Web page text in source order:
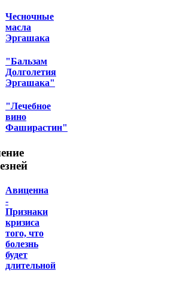
Чесночные
масла
Эргашака
"Бальзам
Долголетия
Эргашака"
"Лечебное
вино
Фаширастин"
Авиценна
-
Признаки
кризиса
того, что
болезнь
будет
длительной